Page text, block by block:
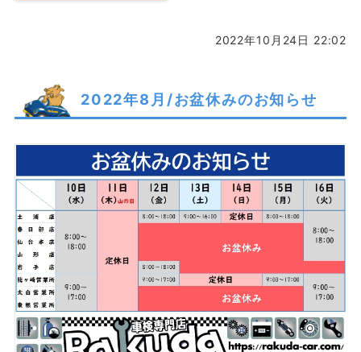
2022年10月24日 22:02
2022年8月/お盆休みのお知らせ